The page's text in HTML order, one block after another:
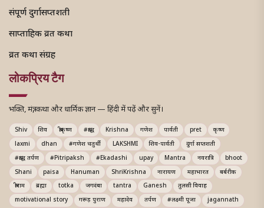
संपूर्ण दुर्गासप्तशती
साप्ताहिक व्रत कथा
व्रत कथा संग्रह
लोकप्रिय टैग
भक्ति, मंत्र, कथा और धार्मिक ज्ञान — हिंदी में पढ़ें और सुनें।
Shiv शिव श्रीकृष्ण #श्राद्ध Krishna गणेश पार्वती pret
कृष्ण
laxmi
dhan #गणेश चतुर्थी LAKSHMI शिव-पार्वती
दुर्गा सप्तशती
#श्राद्ध तर्पण
#Pitripaksh #Ekadashi upay Mantra नवरात्रि
bhoot
Shani
paisa Hanuman ShriKrishna नारायण महाभारत
बर्बरीक
श्रीराम
ब्रह्मा totka जगदंबा tantra Ganesh
तुलसी विवाह
motivational story
गरूड़ पुराण महादेव तर्पण #लक्ष्मी पूजा jagannath